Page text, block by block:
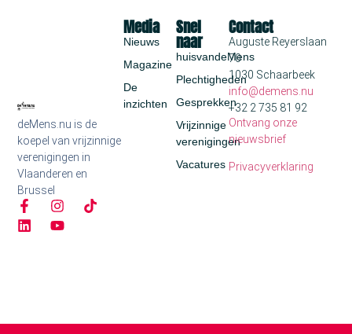
deMens.nu is de
koepel van vrijzinnige
verenigingen in
Vlaanderen en
Brussel
Snel
naar
huisvandeMens
Plechtigheden
Gesprekken
Vrijzinnige
verenigingen
Vacatures
Media
Nieuws
Magazine
De
inzichten
Contact
Auguste Reyerslaan
70
1030 Schaarbeek
info@demens.nu
+32 2 735 81 92
Ontvang onze
nieuwsbrief
Privacyverklaring